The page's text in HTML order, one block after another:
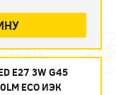
E27 3W G45
ECO ИЭК